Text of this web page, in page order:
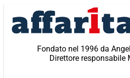
contenuto
Fondato nel 1996 da
Direttore responsabile